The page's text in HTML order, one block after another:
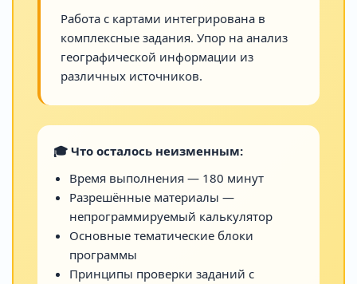
Работа с картами интегрирована в
комплексные задания. Упор на анализ
географической информации из
различных источников.
🎓 Что осталось неизменным:
Время выполнения — 180 минут
Разрешённые материалы —
непрограммируемый калькулятор
Основные тематические блоки
программы
Принципы проверки заданий с